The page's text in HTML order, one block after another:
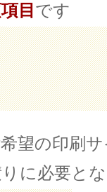
目 です
望の印刷
に必要と